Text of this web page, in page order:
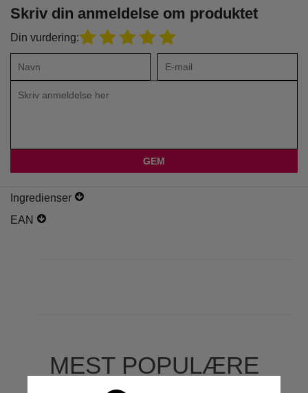
Skriv din anmeldelse om produktet
Din vurdering:
Ingredienser
EAN
MEST POPULÆRE